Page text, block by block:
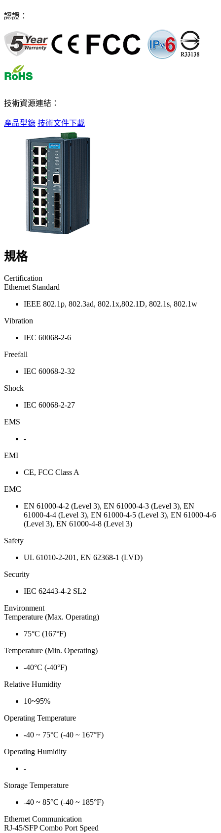
認證：
技術資源連結：
產品型錄 技術文件下載
規格
Certification
Ethernet Standard
IEEE 802.1p, 802.3ad, 802.1x,802.1D, 802.1s, 802.1w
Vibration
IEC 60068-2-6
Freefall
IEC 60068-2-32
Shock
IEC 60068-2-27
EMS
-
EMI
CE, FCC Class A
EMC
EN 61000-4-2 (Level 3), EN 61000-4-3 (Level 3), EN
61000-4-4 (Level 3), EN 61000-4-5 (Level 3), EN 61000-4-6
(Level 3), EN 61000-4-8 (Level 3)
Safety
UL 61010-2-201, EN 62368-1 (LVD)
Security
IEC 62443-4-2 SL2
Environment
Temperature (Max. Operating)
75°C (167°F)
Temperature (Min. Operating)
-40°C (-40°F)
Relative Humidity
10~95%
Operating Temperature
-40 ~ 75°C (-40 ~ 167°F)
Operating Humidity
-
Storage Temperature
-40 ~ 85°C (-40 ~ 185°F)
Ethernet Communication
RJ-45/SFP Combo Port Speed